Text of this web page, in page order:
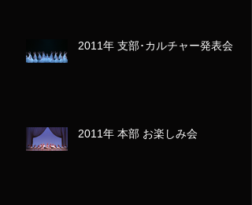
2011年 支部･カルチャー発表会
2011年 本部 お楽しみ会